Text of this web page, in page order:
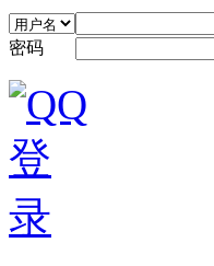
密码